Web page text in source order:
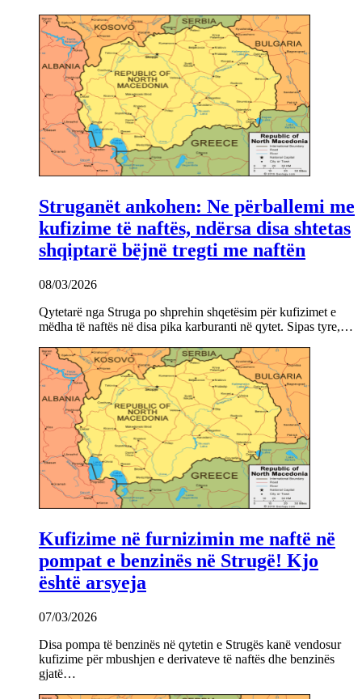
Struganët ankohen: Ne përballemi me
kufizime të naftës, ndërsa disa shtetas
shqiptarë bëjnë tregti me naftën
08/03/2026
Qytetarë nga Struga po shprehin shqetësim për kufizimet e
mëdha të naftës në disa pika karburanti në qytet. Sipas tyre,…
Kufizime në furnizimin me naftë në
pompat e benzinës në Strugë! Kjo
është arsyeja
07/03/2026
Disa pompa të benzinës në qytetin e Strugës kanë vendosur
kufizime për mbushjen e derivateve të naftës dhe benzinës
gjatë…